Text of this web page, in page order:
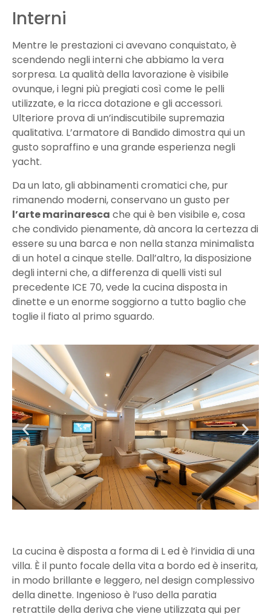
Interni
Mentre le prestazioni ci avevano conquistato, è
scendendo negli interni che abbiamo la vera
sorpresa. La qualità della lavorazione è visibile
ovunque, i legni più pregiati così come le pelli
utilizzate, e la ricca dotazione e gli accessori.
Ulteriore prova di un’indiscutibile supremazia
qualitativa. L’armatore di Bandido dimostra qui un
gusto sopraffino e una grande esperienza negli
yacht.
Da un lato, gli abbinamenti cromatici che, pur
rimanendo moderni, conservano un gusto per
l’arte marinaresca che qui è ben visibile e, cosa
che condivido pienamente, dà ancora la certezza di
essere su una barca e non nella stanza minimalista
di un hotel a cinque stelle. Dall’altro, la disposizione
degli interni che, a differenza di quelli visti sul
precedente ICE 70, vede la cucina disposta in
dinette e un enorme soggiorno a tutto baglio che
toglie il fiato al primo sguardo.
La cucina è disposta a forma di L ed è l’invidia di una
villa. È il punto focale della vita a bordo ed è inserita,
in modo brillante e leggero, nel design complessivo
della dinette. Ingenioso è l’uso della paratia
retrattile della deriva che viene utilizzata qui per